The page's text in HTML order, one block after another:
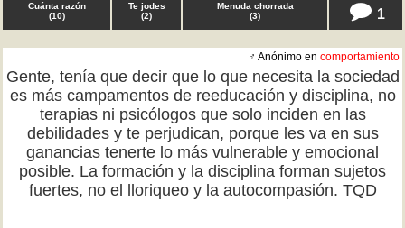
Cuánta razón
(10)
Te jodes
(2)
Menuda chorrada
(3) 1
♂ Anónimo en comportamiento
Gente, tenía que decir que lo que necesita la sociedad
es más campamentos de reeducación y disciplina, no
terapias ni psicólogos que solo inciden en las
debilidades y te perjudican, porque les va en sus
ganancias tenerte lo más vulnerable y emocional
posible. La formación y la disciplina forman sujetos
fuertes, no el lloriqueo y la autocompasión. TQD